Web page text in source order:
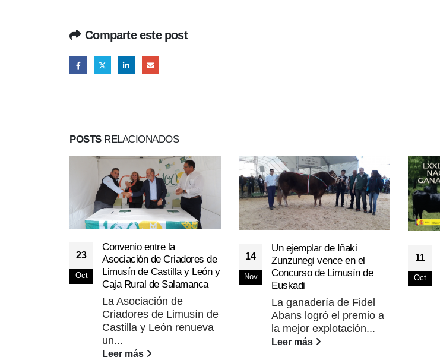
Comparte este post
POSTSRELACIONADOS
23
Oct
Convenio entre la
Asociación de Criadores de
Limusín de Castilla y León y
Caja Rural de Salamanca
La Asociación de
Criadores de Limusín de
Castilla y León renueva
un...
Leer más
14
Nov
Un ejemplar de Iñaki
Zunzunegi vence en el
Concurso de Limusín de
Euskadi
La ganadería de Fidel
Abans logró el premio a
la mejor explotación...
Leer más
11
Oct